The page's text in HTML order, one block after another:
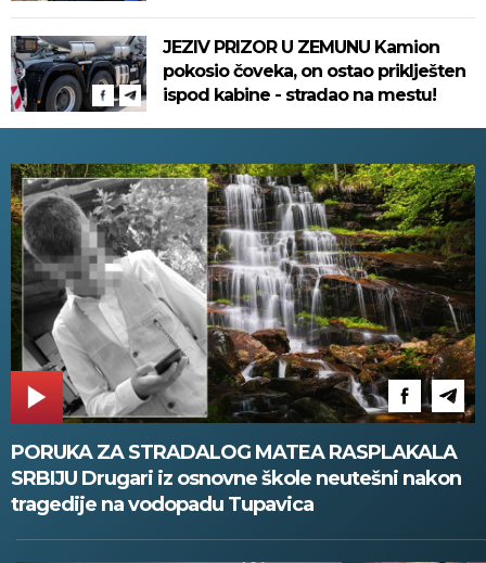
JEZIV PRIZOR U ZEMUNU Kamion
pokosio čoveka, on ostao priklješten
ispod kabine - stradao na mestu!
PORUKA ZA STRADALOG MATEA RASPLAKALA
SRBIJU Drugari iz osnovne škole neutešni nakon
tragedije na vodopadu Tupavica